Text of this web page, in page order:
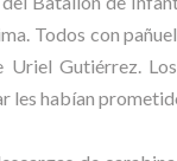
Todos con
Uriel Gutiérrez.
les habían